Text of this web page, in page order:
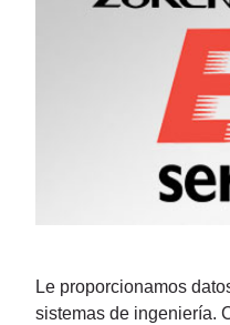
Le proporcionamos
sistemas de ingeniería.